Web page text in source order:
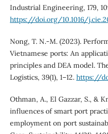
Industrial Engineering, 179,
https://doi.org/10.1016/
Nong, T. N.-M. (2023).
Vietnamese ports: An
principles and DEA model.
Logistics, 39(1), 1–12. https://
Othman, A., El Gazzar, S., &
influences of smart port
employment on port